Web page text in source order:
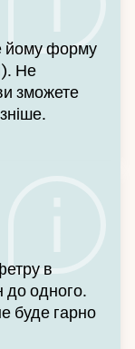
йому форму
Не
зможете
в
до одного.
буде гарно